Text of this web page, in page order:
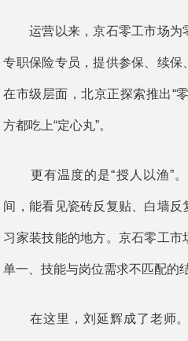
运营以来，京石零工市场为
专职保险专员，提供参保、续
在市级层面，北京正探索推出“
方都吃上“定心丸”。
更有温度的是“授人以渔”。
间，能看见瓷砖反复贴、白墙
习家装技能的地方。京石零工
单一、技能与岗位需求不匹配的
在这里，刘延辉成了老师。